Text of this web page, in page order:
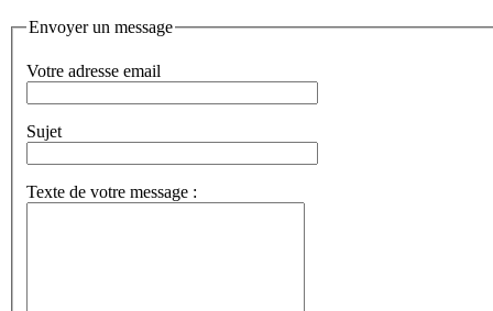
Envoyer un message
Votre adresse email
Sujet
Texte de votre message :